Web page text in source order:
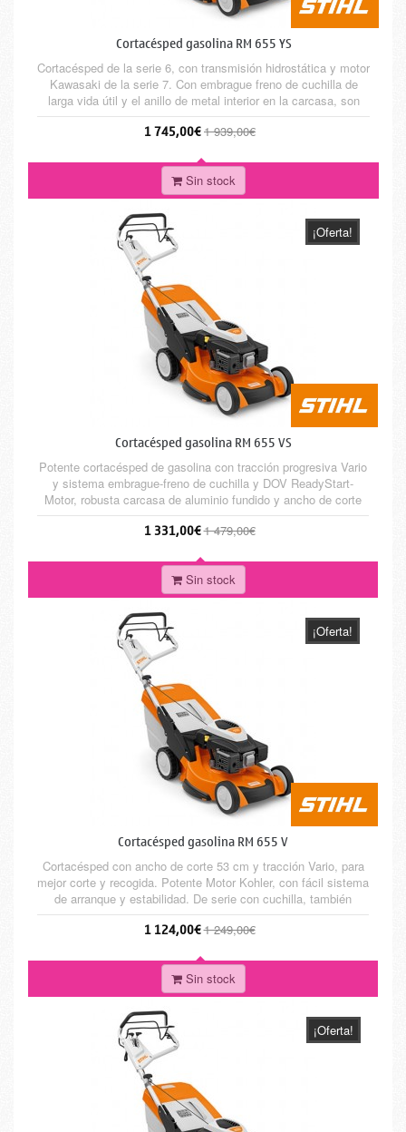
Cortacésped gasolina RM 655 YS
Cortacésped de la serie 6, con transmisión hidrostática y motor
Kawasaki de la serie 7. Con embrague freno de cuchilla de
larga vida útil y el anillo de metal interior en la carcasa, son
características que destacan ésta máquina. Carcas de
aluminio, con protectores laterales intercambiables. Para
1 745,00€1 939,00€
Sin stock
¡Oferta!
Cortacésped gasolina RM 655 VS
Potente cortacésped de gasolina con tracción progresiva Vario
y sistema embrague-freno de cuchilla y DOV ReadyStart-
Motor, robusta carcasa de aluminio fundido y ancho de corte
de 53 cm. Para personas que sólo se conforman con lo mejor
a la hora de cortar grandes superficies de césped.
1 331,00€1 479,00€
Sin stock
¡Oferta!
Cortacésped gasolina RM 655 V
Cortacésped con ancho de corte 53 cm y tracción Vario, para
mejor corte y recogida. Potente Motor Kohler, con fácil sistema
de arranque y estabilidad. De serie con cuchilla, también
convertible fácilmente para mulching.
1 124,00€1 249,00€
Sin stock
¡Oferta!